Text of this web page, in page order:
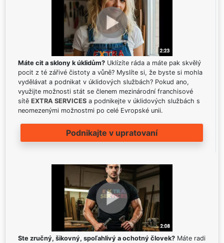
Máte cit a sklony k úklidům? Uklízíte ráda a máte pak skvělý
pocit z té zářivé čistoty a vůně? Myslíte si, že byste si mohla
vydělávat a podnikat v úklidových službách? Pokud ano,
využijte možnosti stát se členem mezinárodní franchisové
sítě EXTRA SERVICES a podnikejte v úklidových službách s
neomezenými možnostmi po celé Evropské unii.
Podnikajte v upratovaní
Ste zručný, šikovný, spoľahlivý a ochotný človek? Máte radi